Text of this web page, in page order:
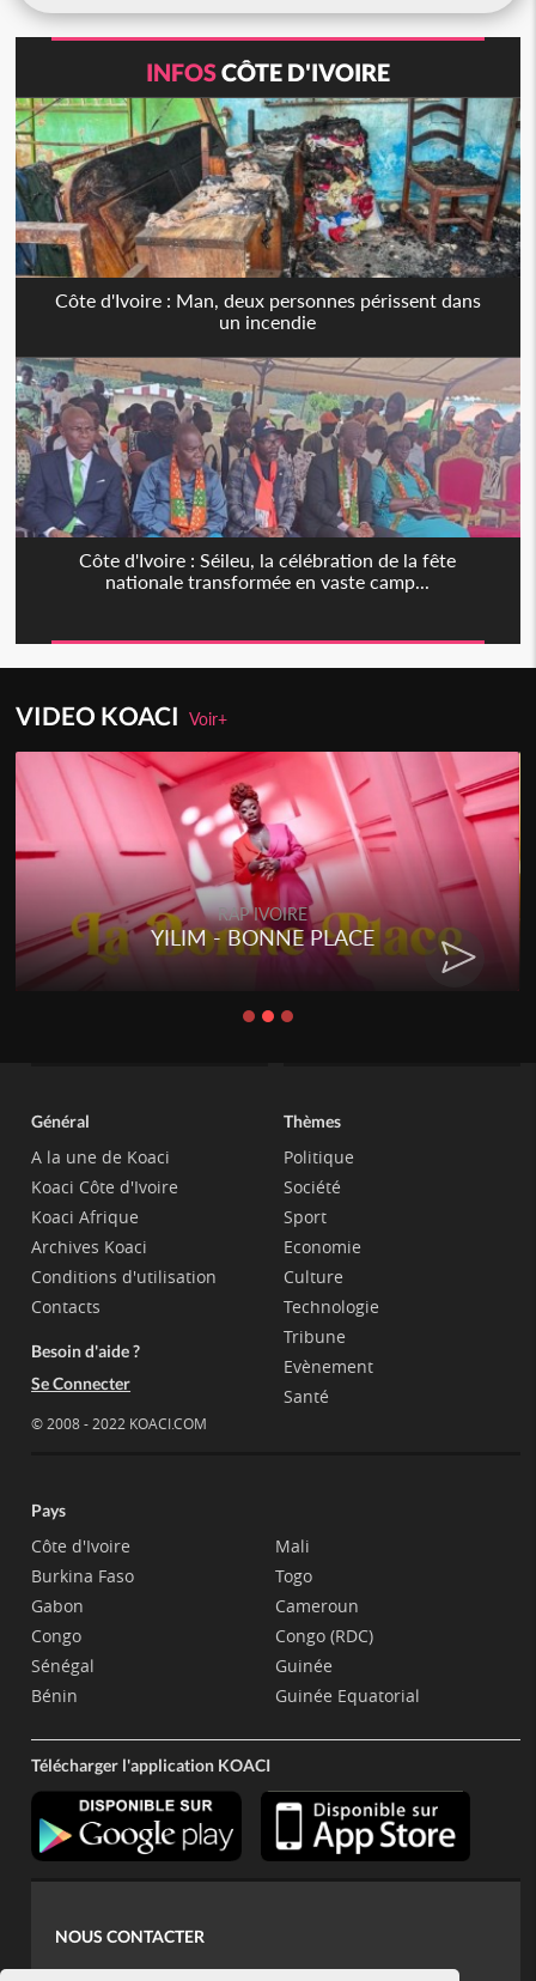
INFOSCÔTE D'IVOIRE
Côte d'Ivoire : Man, deux personnes périssent dans
un incendie
Côte d'Ivoire : Séileu, la célébration de la fête
nationale transformée en vaste camp...
VIDEO KOACIVoir+
RAP IVOIRE
YILIM - BONNE PLACE
Général
A la une de Koaci
Koaci Côte d'Ivoire
Koaci Afrique
Archives Koaci
Conditions d'utilisation
Contacts
Besoin d'aide ?
Se Connecter
© 2008 - 2022 KOACI.COM
Thèmes
Politique
Société
Sport
Economie
Culture
Technologie
Tribune
Evènement
Santé
Pays
Côte d'Ivoire
Burkina Faso
Gabon
Congo
Sénégal
Bénin
Mali
Togo
Cameroun
Congo (RDC)
Guinée
Guinée Equatorial
Télécharger l'application KOACI
NOUS CONTACTER